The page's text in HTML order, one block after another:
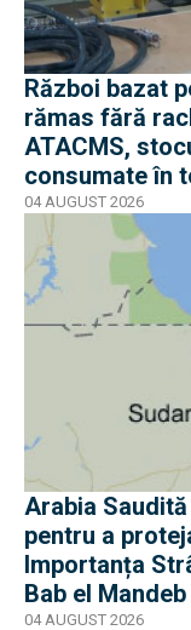
Război bazat
rămas fără
ATACMS,
consumate în
jumătate
04 AUGUST 2026
Arabia
pentru a
Importanța
Bab el Mandeb
04 AUGUST 2026